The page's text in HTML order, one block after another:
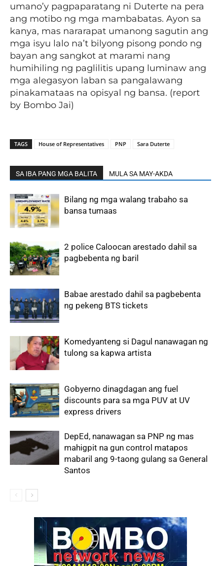
umano’y pagpaparatang ni Duterte na pera
ang motibo ng mga mambabatas. Ayon sa
kanya, mas nararapat umanong sagutin ang
mga isyu lalo na’t bilyong pisong pondo ng
bayan ang sangkot at marami nang
humihiling ng paglilitis upang luminaw ang
mga alegasyon laban sa pangalawang
pinakamataas na opisyal ng bansa. (report
by Bombo Jai)
TAGS House of Representatives PNP Sara Duterte
SA IBA PANG MGA BALITA MULA SA MAY-AKDA
Bilang ng mga walang trabaho sa
bansa tumaas
2 police Caloocan arestado dahil sa
pagbebenta ng baril
Babae arestado dahil sa pagbebenta
ng pekeng BTS tickets
Komedyanteng si Dagul nanawagan ng
tulong sa kapwa artista
Gobyerno dinagdagan ang fuel
discounts para sa mga PUV at UV
express drivers
DepEd, nanawagan sa PNP ng mas
mahigpit na gun control matapos
mabaril ang 9-taong gulang sa General
Santos